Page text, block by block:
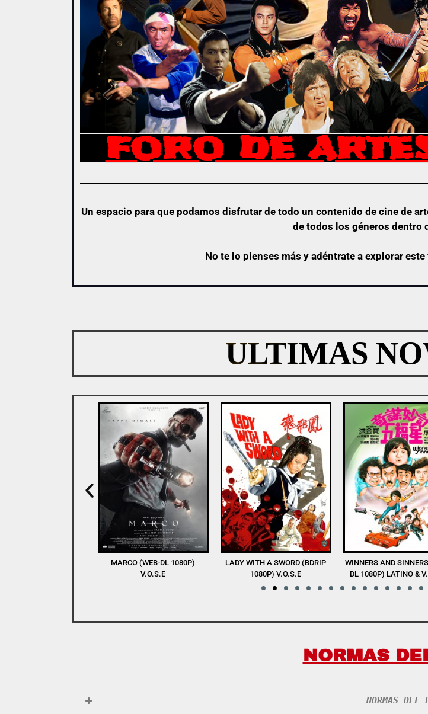
FORO DE
Un espacio para que podamos disfrutar de todo un contenido de cine de
de todos los géneros dentro
No te lo pienses más y adéntrate a explorar
ULTIMAS
LADY WITH A SWORD (BDRIP
1080P) V.O.S.E
WINNERS AND SINNERS (WEB-
DL 1080P) LATINO & V.O.S.E
VENGEANCE OF A
(BDRIP 1080P)
NORMAS
NORMAS DEL